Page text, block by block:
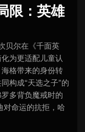
限：英雄
贝尔在《千面英
为更适配儿童认
格带来的身份转
构成“天选之子”的
多背负魔戒时的
对命运的抗拒，哈